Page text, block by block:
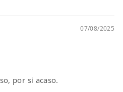
07/08/2025
por si acaso.